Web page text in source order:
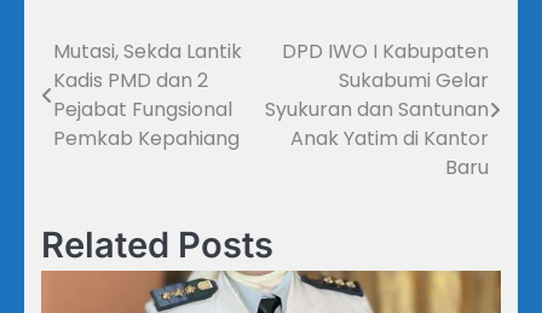
Navigasi
pos
Mutasi, Sekda Lantik
Kadis PMD dan 2
Pejabat Fungsional
Pemkab Kepahiang
DPD IWO I Kabupaten
Sukabumi Gelar
Syukuran dan Santunan
Anak Yatim di Kantor
Baru
Related Posts